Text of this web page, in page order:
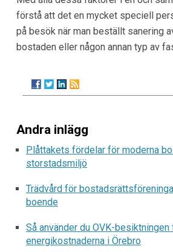
förstå att det en mycket speciell
på besök när man beställt sanering
bostaden eller någon annan typ av
Andra inlägg
Plåttakets fördelar för moderna
storstadsmiljö
Trädvård för
boende
Så använder du OVK-
energikostnaderna i Örebro